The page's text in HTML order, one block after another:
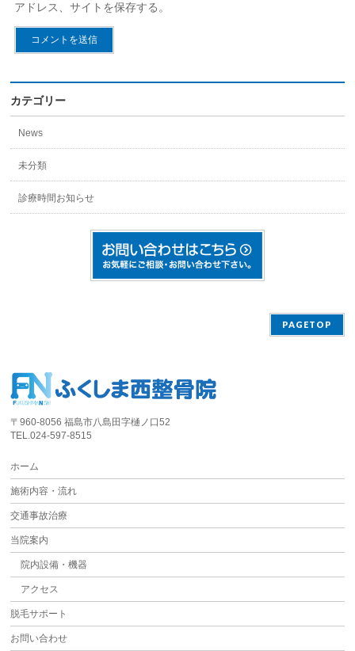
アドレス、サイトを保存する。
カテゴリー
News
未分類
診療時間お知らせ
PAGETOP
〒960-8056 福島市八島田字樋ノ口52
TEL.024-597-8515
ホーム
施術内容・流れ
交通事故治療
当院案内
院内設備・機器
アクセス
脱毛サポート
お問い合わせ